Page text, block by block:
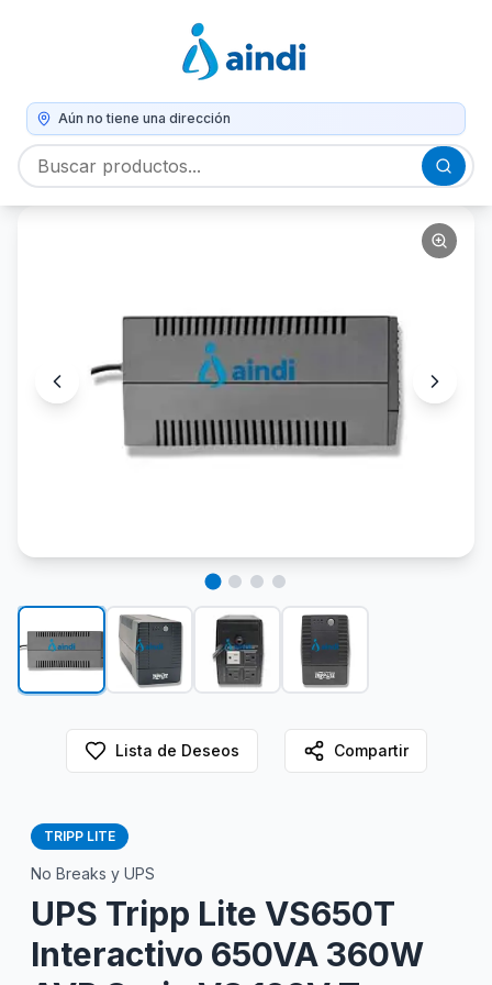
Aún no tiene una dirección
Lista de Deseos Compartir
TRIPP LITE
No Breaks y UPS
UPS Tripp Lite VS650T
Interactivo 650VA 360W